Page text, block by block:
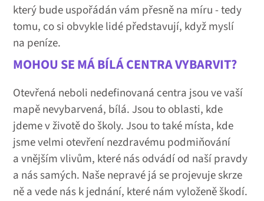
který bude uspořádán vám přesně na míru - tedy
tomu, co si obvykle lidé představují, když myslí
na peníze.
MOHOU SE MÁ BÍLÁ CENTRA VYBARVIT?
Otevřená neboli nedefinovaná centra jsou ve vaší
mapě nevybarvená, bílá. Jsou to oblasti, kde
jdeme v životě do školy. Jsou to také místa, kde
jsme velmi otevření nezdravému podmiňování
a vnějším vlivům, které nás odvádí od naší pravdy
a nás samých. Naše nepravé já se projevuje skrze
ně a vede nás k jednání, které nám vyloženě škodí.